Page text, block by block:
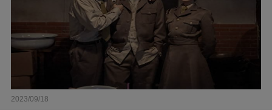
2023/09/18